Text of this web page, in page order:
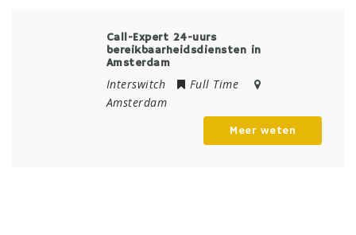
Call-Expert 24-uurs
bereikbaarheidsdiensten in
Amsterdam
Interswitch
Full Time
Amsterdam
Meer weten